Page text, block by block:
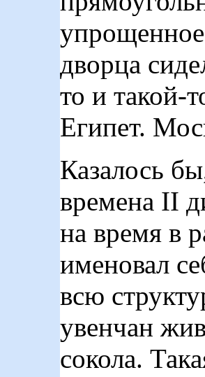
дворца
то и такой-
Египет.
Казалось
времена II
на время в
именовал
всю
увенчан
сокола.